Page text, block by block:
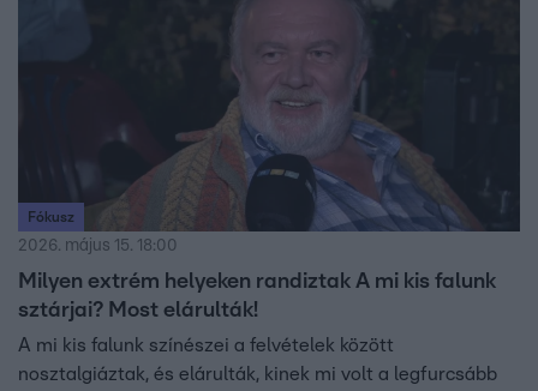
Fókusz
2026. május 15. 18:00
Milyen extrém helyeken randiztak A mi kis falunk
sztárjai? Most elárulták!
A mi kis falunk színészei a felvételek között
nosztalgiáztak, és elárulták, kinek mi volt a legfurcsább